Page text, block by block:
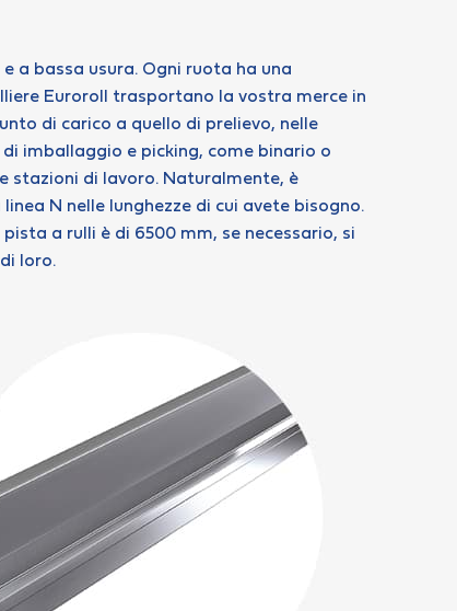
a bassa usura. Ogni ruota ha una
Euroroll trasportano la vostra merce in
di carico a quello di prelievo, nelle
imballaggio e picking, come binario o
stazioni di lavoro. Naturalmente, è
N nelle lunghezze di cui avete bisogno.
a rulli è di 6500 mm, se necessario, si
loro.